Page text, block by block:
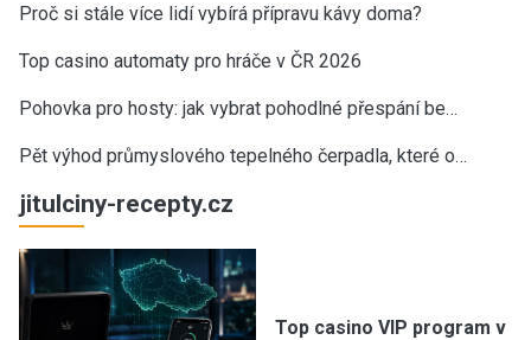
Proč si stále více lidí vybírá přípravu kávy doma?
Top casino automaty pro hráče v ČR 2026
Pohovka pro hosty: jak vybrat pohodlné přespání be…
Pět výhod průmyslového tepelného čerpadla, které o…
jitulciny-recepty.cz
Top casino VIP program v